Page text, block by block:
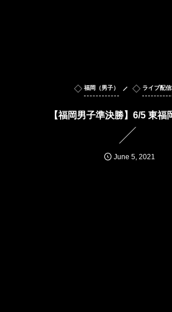
福岡（男子） ライブ配
【福岡男子準決勝】6/5 東福
June 5, 2021